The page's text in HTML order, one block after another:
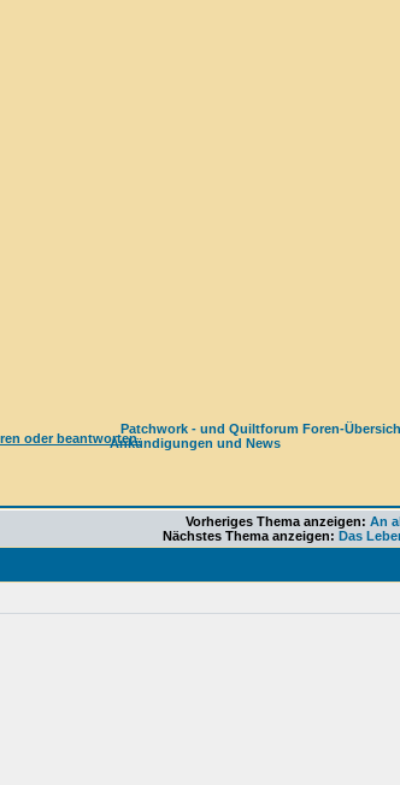
Patchwork - und Quiltforum Foren-
Ankündigungen und News
Vorheriges Thema anzeigen: An
Nächstes Thema anzeigen: Das